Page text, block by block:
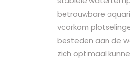
betrouwbare
voorkom
besteden aan de
zich optimaal